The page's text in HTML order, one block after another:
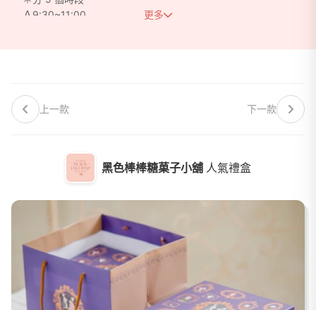
Ａ9:30~11:00
＊每個時段只接 2 組客人
＊位置保留 15 分鐘，如果會遲到或臨時有事不能來務必提前
更多
上一款 下一款
黑色棒棒糖菓子小舖 人氣禮盒